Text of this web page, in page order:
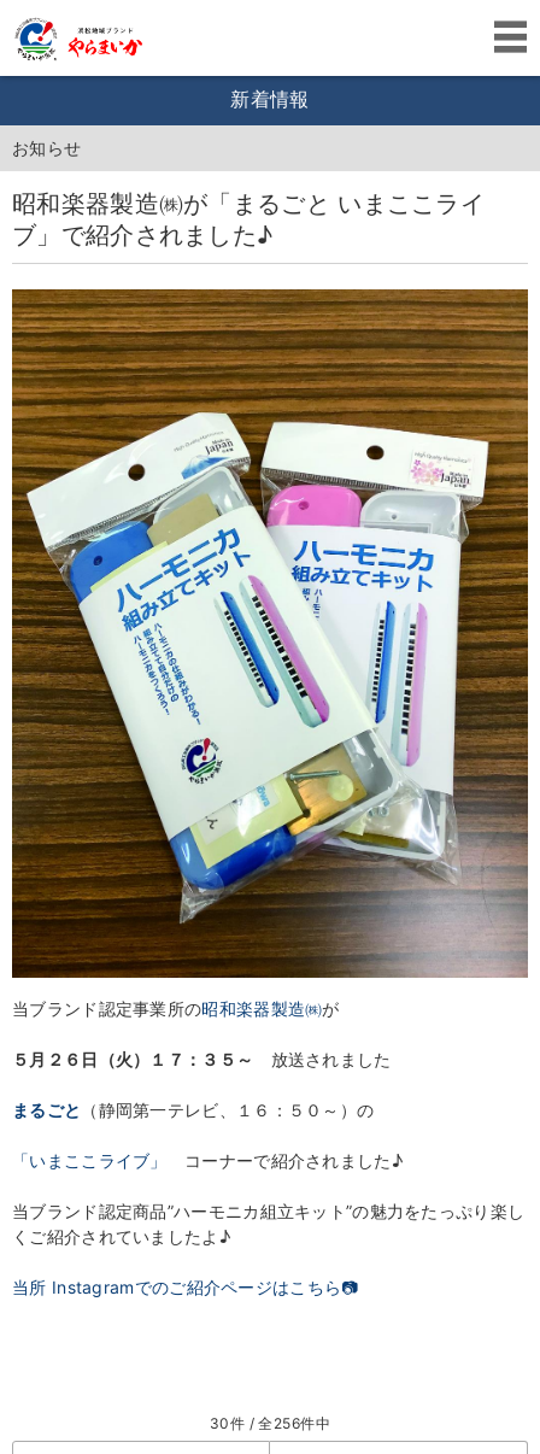
新着情報
お知らせ
昭和楽器製造㈱が「まるごと いまここライ
ブ」で紹介されました♪
当ブランド認定事業所の昭和楽器製造㈱が
５月２６日（火）１７：３５～ 放送されました
まるごと （静岡第一テレビ、１６：５０～）の
「いまここライブ」 コーナーで紹介されました♪
当ブランド認定商品”ハーモニカ組立キット”の魅力をたっぷり楽し
くご紹介されていましたよ♪
当所 Instagramでのご紹介ページはこちら📷
30件 / 全256件中